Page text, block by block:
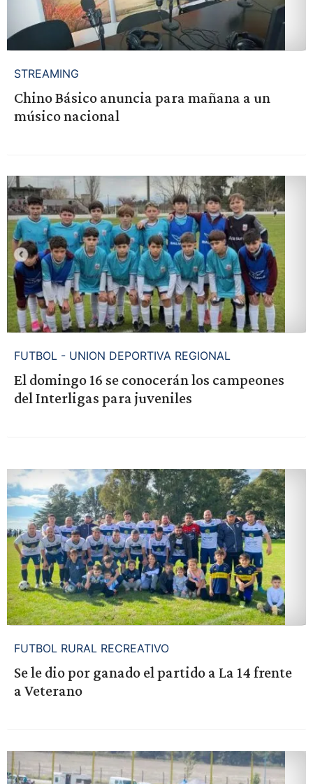
STREAMING
Chino Básico anuncia para mañana a un
músico nacional
FUTBOL - UNION DEPORTIVA REGIONAL
El domingo 16 se conocerán los campeones
del Interligas para juveniles
FUTBOL RURAL RECREATIVO
Se le dio por ganado el partido a La 14 frente
a Veterano